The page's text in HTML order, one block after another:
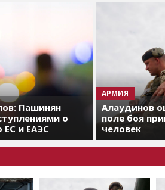
Пашинян
о
ЕС и ЕАЭС
АРМИЯ
Алаудинов
поле боя
человек